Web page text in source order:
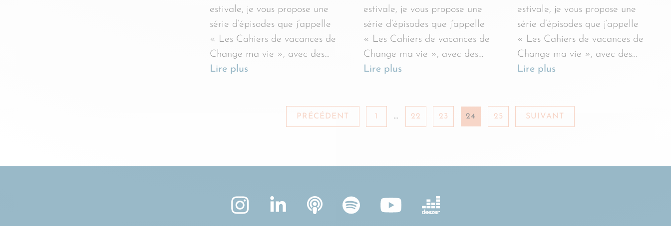
estivale, je vous propose une
série d’épisodes que j’appelle
« Les Cahiers de vacances de
Change ma vie », avec des…
Lire plus
estivale, je vous propose une
série d’épisodes que j’appelle
« Les Cahiers de vacances de
Change ma vie », avec des…
Lire plus
estivale, je vous propose une
série d’épisodes que j’appelle
« Les Cahiers de vacances de
Change ma vie », avec des…
Lire plus
PRÉCÉDENT 1 … 22 23 24 25 SUIVANT